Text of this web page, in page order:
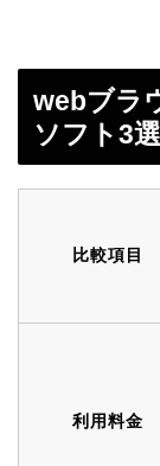
webブラ
ソフト3選
比較項目
利用料金